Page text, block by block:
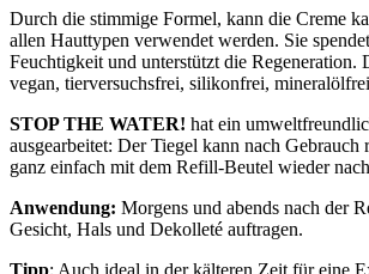
Durch die stimmige Formel, kann die Creme
allen Hauttypen verwendet werden. Sie
Feuchtigkeit und unterstützt die Regeneration.
vegan, tierversuchsfrei, silikonfrei,
STOP THE WATER! hat ein
ausgearbeitet: Der Tiegel kann nach Gebrauch
ganz einfach mit dem Refill-Beutel wieder
Anwendung: Morgens und abends nach der
Gesicht, Hals und Dekolleté auftragen.